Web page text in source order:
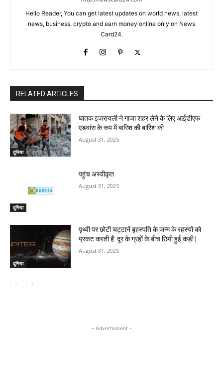
Hello Reader, You can get latest updates on world news, latest
news, business, crypto and earn money online only on News
Card24.
RELATED ARTICLES
दुनिया
घातक इजरायली ने गाजा शहर लेने के लिए आईडीएफ
एडवांस के रूप में बारिश की बारिश की
August 31, 2025
दुनिया
पहुंच अस्वीकृत
August 31, 2025
दुनिया
पृथ्वी पर छोटी चट्टानें बृहस्पति के जन्म के रहस्यों को
प्रकट करती हैं: दूर के ग्रहों के बीच छिपी हुई कड़ी |
August 31, 2025
- Advertisment -